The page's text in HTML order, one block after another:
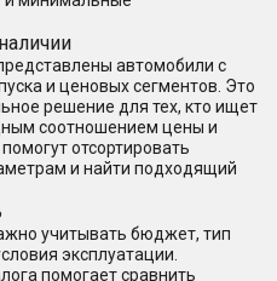
автомобили с
и ценовых сегментов. Это
решение для тех, кто ищет
соотношением цены и
отсортировать
и найти подходящий
учитывать бюджет, тип
эксплуатации.
помогает сравнить